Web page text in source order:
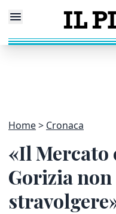
Home Cronaca
«Il Mercato
Gorizia non